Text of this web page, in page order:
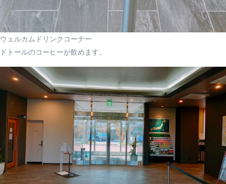
ウェルカムドリンクコーナー
ドトールのコーヒーが飲めます。